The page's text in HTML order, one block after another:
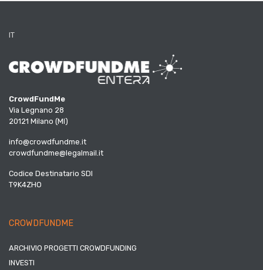
IT
CrowdFundMe
Via Legnano 28
20121 Milano (MI)
info@crowdfundme.it
crowdfundme@legalmail.it
Codice Destinatario SDI
T9K4ZHO
CROWDFUNDME
ARCHIVIO PROGETTI CROWDFUNDING
INVESTI